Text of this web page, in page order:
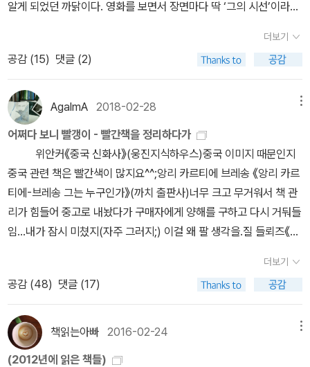
적극적인 노력은 낯설었다. 우리나라 도서관들보다 훨씬 많은 기능들
을 담당하고 있어 놀랐다. 가장 인상 깊었던 점은 도서관이 뉴욕시의
많은 정책의 중심에 있다는 점이었다. 시는 공공 사업을 진행하면서
장면이 여러 번 등장해서 미국에서 도서관의 위상에 대해 낯설고도
부러운 생각이 들었다. 하지만 그들이 저소득층을 위해 생활 지원 정
보를 하고 장애인 및 이민자 교육을 담당하는 것을 보면서는 그들의
위상이 거저 얻어진 것은 아니라는 생각도 자연스럽게 들었다. 저 많
은 사람들을 만나야 한다고 생각하니 겁이 난 것도 사실이다. 우리나
라나 유럽과 달리 미국의 도서관은 공적 자금 외에 민간 자금으로도
운영되기에 더 능동적일 수 있다는 교수님의 말씀을 듣고 보니 우리
의 모습이 틀렸다기 보다는 언젠가 우리도 저런 모습으로 변할 수 있
배우고 느낀 시간이었다. 뉴욕 도서관에 관한 책을 한 권 읽어도 좋을
것 같아 <뉴욕 도서관으로 온 엉뚱한 질문들>을 추가했다. 영화에서
도 특정 가문에 대한 질문을 도서관에서 하고 그것에 대해 최선을 다
해 정보를 서비스하는 장면이 나왔는데 과연 저 질문이 우리나라 도
서관에서는 어떻게 받아들여질까 궁금했다.2. <러브레터> 나에게
도서관 영화는 곧 <러브레터>였다. 20대 초반의 감성을 제대로 건드
알게 되었던 까닭이다. 영화를 보면서 장면마다 딱 ‘그의 시선’이라는
에서는, 그의 사진처럼 풍경을 바라볼 때 마치 그 풍경을 품는 듯한 시
선이 느껴졌다. 혹은 감상자가 바로 풍경에 몰입되어 스며드는 느낌
을 주는 것이다. 물론 시선은 대상을 멀리서만 바라보지 않는다. 한 인
간을 바라볼 때 화면 가득히 담기는 사람의 얼굴은, 한 단독자의 존재
를 온전히 마주하고 대화하는 느낌을 주지 않은가. 이러한 시선은 상
대에 대한 존중이 없다면 나오지 못할 시선이라고 생각한다. 이렇게
영화가 시작하면서부터 그의 사진집을 보고 느꼈던 감정들과 기억들
이 다시 떠올랐다. 일본의 대배우 야쿠쇼 코지가 연기한 히라야마는
도쿄시에 소속된 공공화장실 청소부로 하루하루를 살아간다. 그의 삶
은 매일 반복되는 일상이 있다. 영화 전체를 통해서도 지루해보일 정
도로 반복되는 루틴을 보여주는 것이다. 매일 아침에 일어나 자신의
이불을 개고, 화분을 모아둔 작은 방에 분무기로 물을 준다. 양치질을
하고 옷을 입으면 출근 준비가 얼추 끝난다. 현관 옆에 놓아둔 지갑과
기면 현관을 나선다. 현관을 나서면 항상 하는 작은 의식이 이어진다.
문을 열면 보이는 하늘과 나무를 바라보고 눈으로 인사를 나누는 듯
하다. 그러고나면 주차장의 자판기에서 캔커피를 뽑아 차에서 한 모
더보기
공감 (15) 댓글 (2)
AgalmA 2018-02-28
어쩌다 보니 빨갱이 - 빨간책을 정리하다가
중국 관련 책은 빨간색이 많지요^^;앙리 카르티에 브레송 《앙리 카르
티에-브레송 그는 누구인가》(까치 출판사)너무 크고 무거워서 책 관
리가 힘들어 중고로 내놨다가 구매자에게 양해를 구하고 다시 거둬들
임...내가 잠시 미쳤지(자주 그러지;) 이걸 왜 팔 생각을.질 들뢰즈《천
로티즘》(민음사)첫 번째로 올릴 만큼 정말 멋진 빨강의 모습 아닌가!
니체《선악의 저편·도덕의 계보》,《차라투스트라는 이렇게 말했
다》(책세상)니체 전집 다 있었으면 붉음 떼샷이 장관이었을 텐데ㅎ;
아, 마르크스 관련 붉은 책들 많았는데 괜히 팔았나ㅎㅎ에밀 뒤르켐
《자살론》(청아출판사) 다니엘 부어스틴《이미지와 환상》(사계절출판
더보기
공감 (48) 댓글 (17)
책읽는아빠 2016-02-24
(2012년에 읽은 책들)